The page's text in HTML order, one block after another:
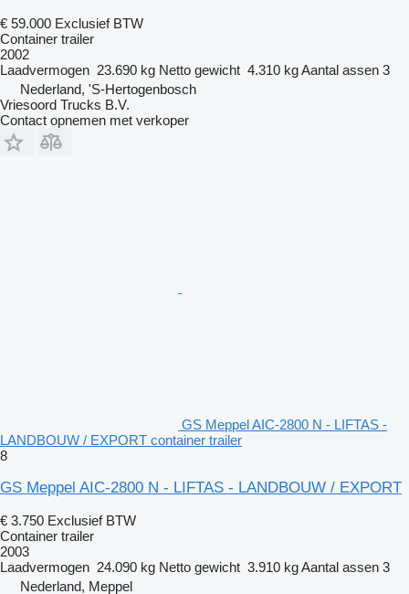
€ 59.000 Exclusief BTW
Container trailer
2002
Laadvermogen 23.690 kg Netto gewicht 4.310 kgAantal assen 3
Nederland, 'S-Hertogenbosch
Vriesoord Trucks B.V.
Contact opnemen met verkoper
GS Meppel AIC-2800 N - LIFTAS -
LANDBOUW / EXPORT container trailer
8
GS Meppel AIC-2800 N - LIFTAS - LANDBOUW / EXPORT
€ 3.750 Exclusief BTW
Container trailer
2003
Laadvermogen 24.090 kg Netto gewicht 3.910 kgAantal assen 3
Nederland, Meppel